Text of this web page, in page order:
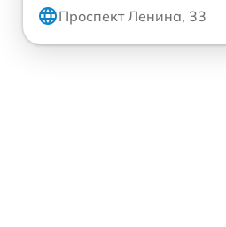
Проспект Ленина, 33